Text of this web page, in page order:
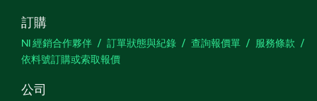
訂購
NI 經銷合作夥伴 訂單狀態與紀錄 查詢報價單
服務條款
依料號訂購或索取報價
公司